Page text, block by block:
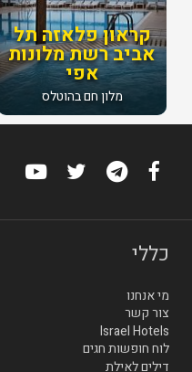
קראון פלאזה תל
אביב רשת מלונות
אפי
מלון חם בהוטלס
כללי
מי אנחנו
צור קשר
Israel Hotels
לוח חופשות חגים
דילים לאילת